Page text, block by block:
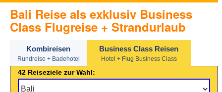
Bali Reise als exklusiv Business
Class Flugreise + Strandurlaub
Kombireisen
Rundreise + Badehotel
Business Class Reisen
Hotel + Flug Business Class
42 Reiseziele zur Wahl: